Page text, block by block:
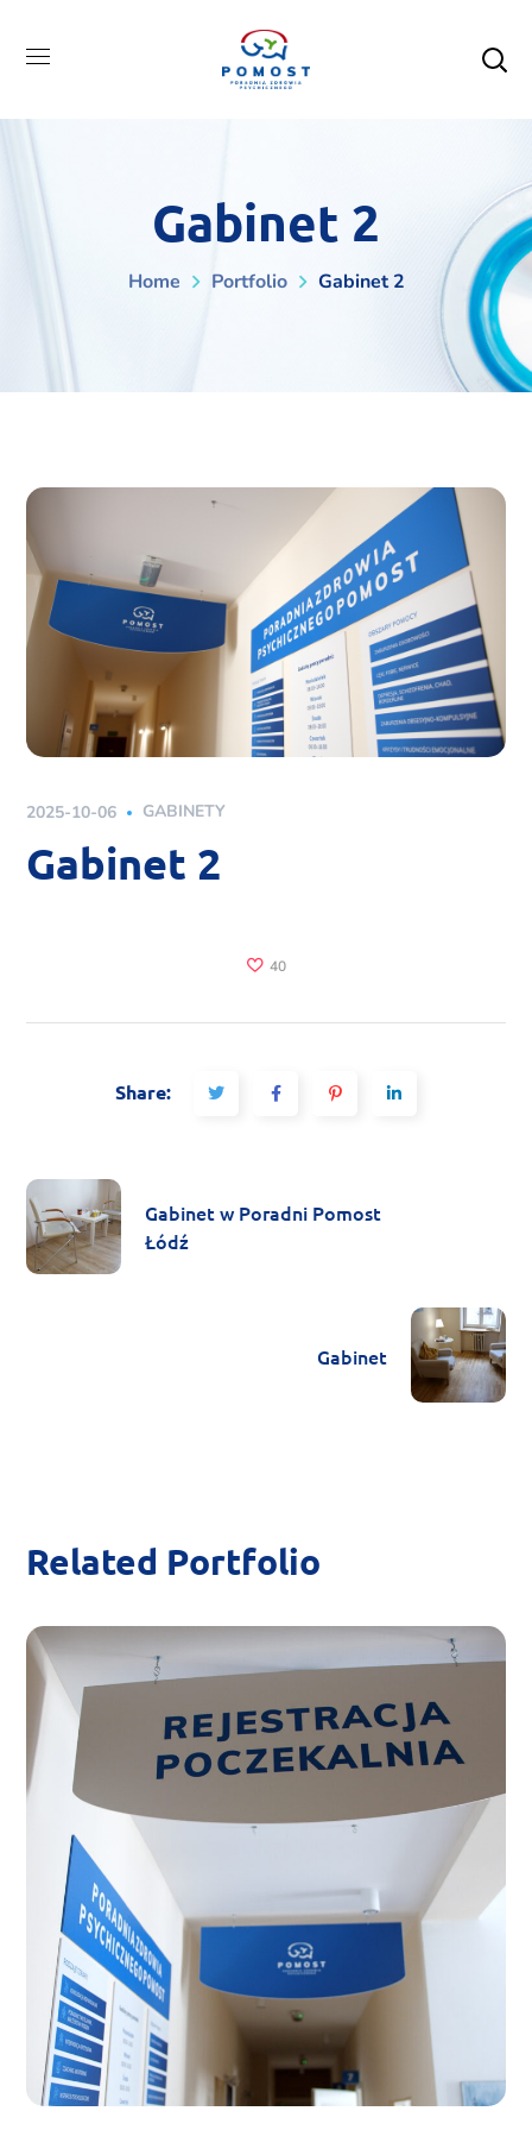
Gabinet 2
Home Portfolio Gabinet 2
2025-10-06 GABINETY
Gabinet 2
40
Share:
Gabinet w Poradni Pomost
Łódź
Gabinet
Related Portfolio
GABINETY